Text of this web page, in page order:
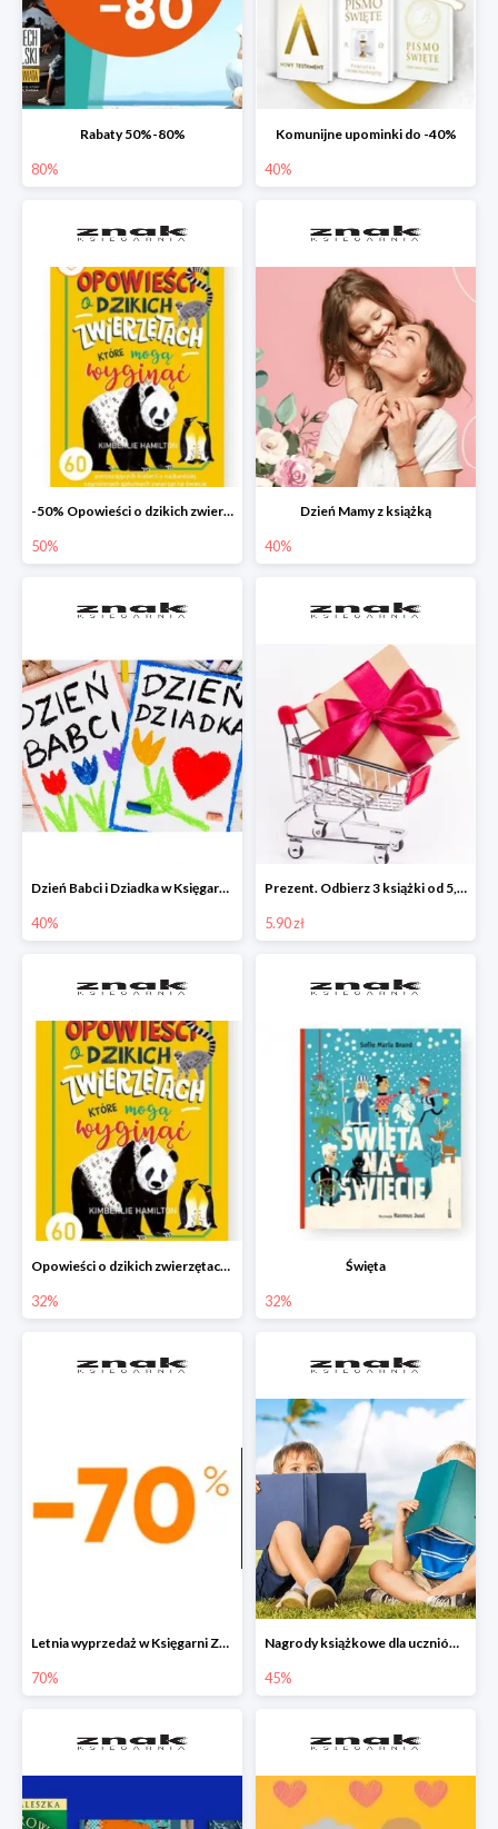
Rabaty 50%-80%
80%
Komunijne upominki do -40%
40%
-50% Opowieści o dzikich zwierzętach
50%
Dzień Mamy z książką
40%
Dzień Babci i Dziadka w Księgarni Znak do -40%
40%
Prezent. Odbierz 3 książki od 5,90zł
5.90 zł
Opowieści o dzikich zwierzętach, które mogą wyginąć.
32%
Święta
32%
Letnia wyprzedaż w Księgarni Znak do -70%
70%
Nagrody książkowe dla uczniów na koniec roku szkolnego w Księgarni Znak do -45%
45%